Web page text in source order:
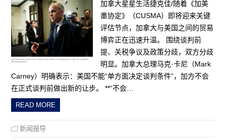
加拿大星星生活捷克佳/随着《加美
墨协定》（CUSMA）即将迎来关键
评估节点，加拿大与美国之间的贸易
博弈正在迅速升温。 围绕谈判前
提、关税争议及政策分歧，双方分歧
明显。加拿大总理马克·卡尼（Mark
Carney）明确表示：美国不能“单方面决定谈判条件”，加方不会
在正式谈判前做出新的让步。 **“不会…
READ MORE
新闻报导